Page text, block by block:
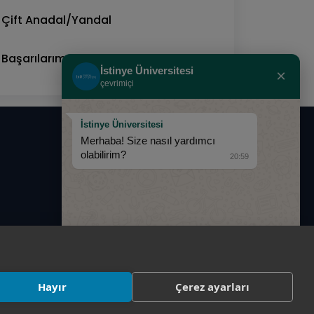
Hayır Çerez ayarları
Çift Anadal/Yandal
Başarılarımız
0850 283 60 00
İstinye Üniversitesi
çevrimiçi ×
İstinye Üniversitesi
Merhaba! Size nasıl yardımcı
olabilirim?
20:59